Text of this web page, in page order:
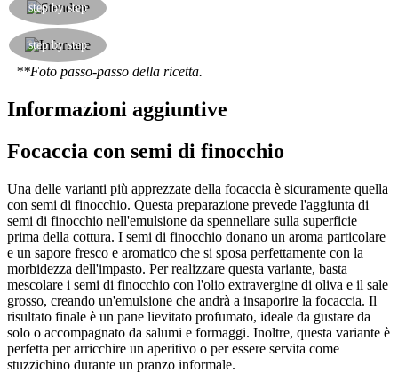
step by step
step by step
**Foto passo-passo della ricetta.
Informazioni aggiuntive
Focaccia con semi di finocchio
Una delle varianti più apprezzate della focaccia è sicuramente quella
con semi di finocchio. Questa preparazione prevede l'aggiunta di
semi di finocchio nell'emulsione da spennellare sulla superficie
prima della cottura. I semi di finocchio donano un aroma particolare
e un sapore fresco e aromatico che si sposa perfettamente con la
morbidezza dell'impasto. Per realizzare questa variante, basta
mescolare i semi di finocchio con l'olio extravergine di oliva e il sale
grosso, creando un'emulsione che andrà a insaporire la focaccia. Il
risultato finale è un pane lievitato profumato, ideale da gustare da
solo o accompagnato da salumi e formaggi. Inoltre, questa variante è
perfetta per arricchire un aperitivo o per essere servita come
stuzzichino durante un pranzo informale.